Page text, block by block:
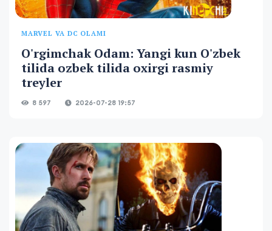
MARVEL VA DC OLAMI
O'rgimchak Odam: Yangi kun O'zbek
tilida ozbek tilida oxirgi rasmiy
treyler
8 597 2026-07-28 19:57